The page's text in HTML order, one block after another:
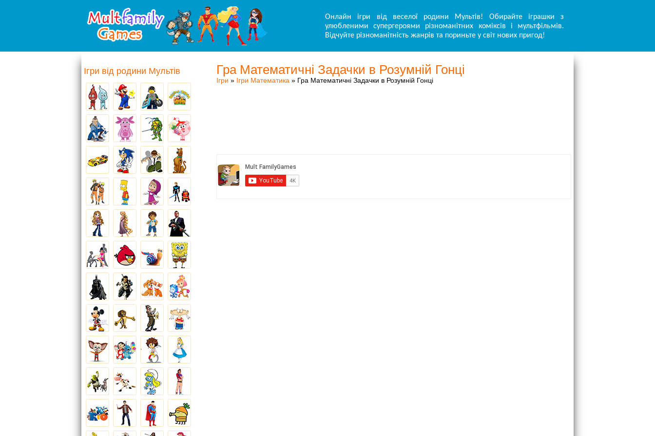
Онлайн ігри від веселої родини Мультів! Обирайте іграшки з
улюбленими супергероями різноманітних коміксів і мультфільмів.
Відчуйте різноманітність жанрів та пориньте у світ нових пригод!
Гра Математичні Задачки в Розумній Гонці
Ігри » Ігри Математика » Гра Математичні Задачки в Розумній Гонці
Ігри від родини Мультів